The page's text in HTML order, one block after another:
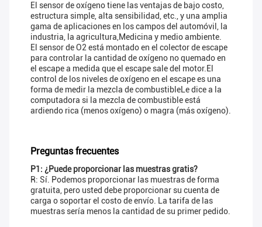
El sensor de oxígeno tiene las ventajas de bajo costo,
estructura simple, alta sensibilidad, etc., y una amplia
gama de aplicaciones en los campos del automóvil, la
industria, la agricultura,Medicina y medio ambiente.
El sensor de O2 está montado en el colector de escape
para controlar la cantidad de oxígeno no quemado en
el escape a medida que el escape sale del motor.El
control de los niveles de oxígeno en el escape es una
forma de medir la mezcla de combustibleLe dice a la
computadora si la mezcla de combustible está
ardiendo rica (menos oxígeno) o magra (más oxígeno).
Preguntas frecuentes
P1: ¿Puede proporcionar las muestras gratis?
R: Sí. Podemos proporcionar las muestras de forma
gratuita, pero usted debe proporcionar su cuenta de
carga o soportar el costo de envío. La tarifa de las
muestras sería menos la cantidad de su primer pedido.